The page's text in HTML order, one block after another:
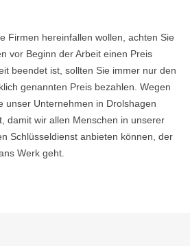
Firmen hereinfallen wollen, achten Sie
vor Beginn der Arbeit einen Preis
beendet ist, sollten Sie immer nur den
genannten Preis bezahlen. Wegen
unser Unternehmen in Drolshagen
damit wir allen Menschen in unserer
Schlüsseldienst anbieten können, der
Werk geht.